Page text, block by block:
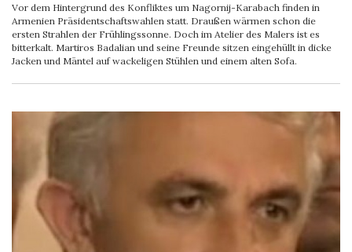
Vor dem Hintergrund des Konfliktes um Nagornij-Karabach finden in
Armenien Präsidentschaftswahlen statt. Draußen wärmen schon die
ersten Strahlen der Frühlingssonne. Doch im Atelier des Malers ist es
bitterkalt. Martiros Badalian und seine Freunde sitzen eingehüllt in dicke
Jacken und Mäntel auf wackeligen Stühlen und einem alten Sofa.